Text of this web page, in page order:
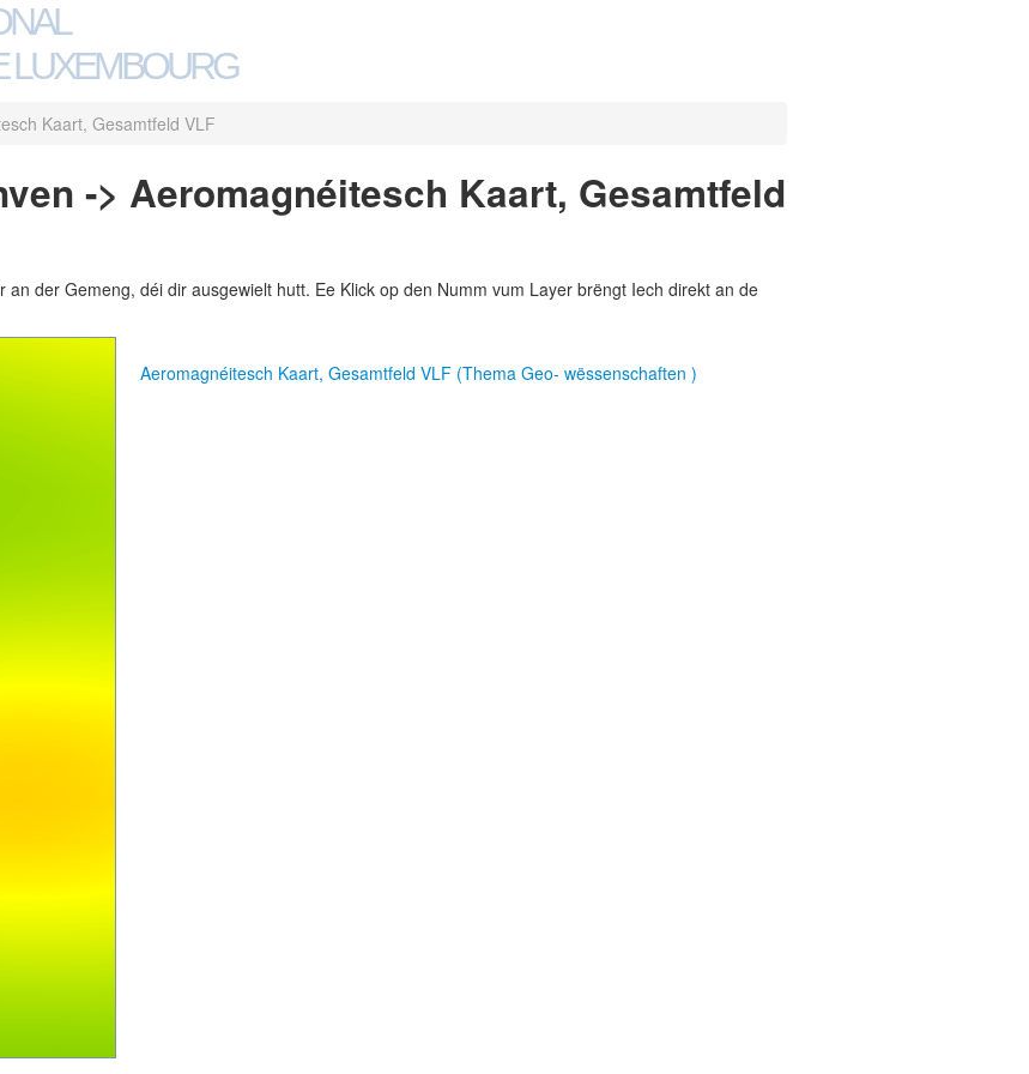
LUXEMBOURG
Kaart, Gesamtfeld VLF
-> Aeromagnéitesch Kaart, Gesamtfeld
der Gemeng, déi dir ausgewielt hutt. Ee Klick op den Numm vum Layer brëngt Iech direkt an de
Aeromagnéitesch Kaart, Gesamtfeld VLF (Thema Geo- wëssenschaften )